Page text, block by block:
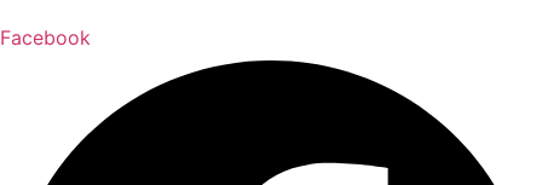
Facebook